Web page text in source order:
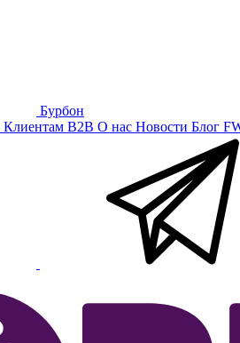
Бурбон
Клиентам B2B О нас Новости Блог